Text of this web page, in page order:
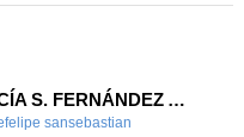
ENTREVISTA LUCÍA S. FERNÁNDEZ ALONSO
sansebastian